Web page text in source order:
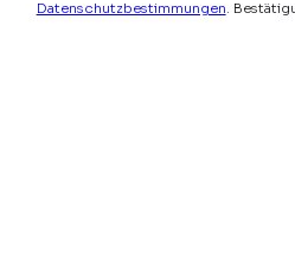
Datenschutzbestimmungen.